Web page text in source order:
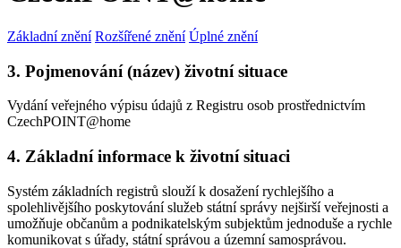
Základní znění Rozšířené znění Úplné znění
3. Pojmenování (název) životní situace
Vydání veřejného výpisu údajů z Registru osob prostřednictvím
CzechPOINT@home
4. Základní informace k životní situaci
Systém základních registrů slouží k dosažení rychlejšího a
spolehlivějšího poskytování služeb státní správy nejširší veřejnosti a
umožňuje občanům a podnikatelským subjektům jednoduše a rychle
komunikovat s úřady, státní správou a územní samosprávou.